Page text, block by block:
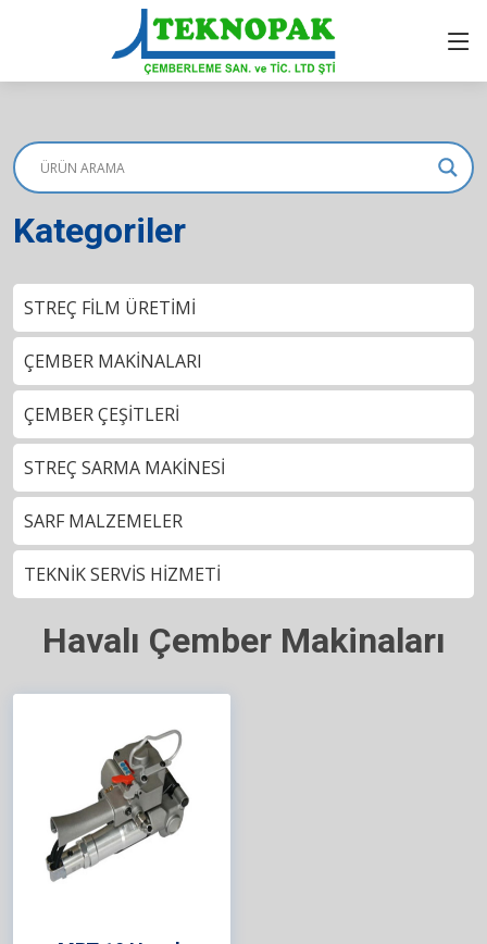
Kategoriler
STREÇ FİLM ÜRETİMİ
ÇEMBER MAKİNALARI
ÇEMBER ÇEŞİTLERİ
STREÇ SARMA MAKİNESİ
SARF MALZEMELER
TEKNİK SERVİS HİZMETİ
Havalı Çember Makinaları